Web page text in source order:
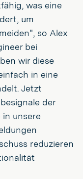
was eine
um
so Alex
bei
wir diese
in eine
Jetzt
der
unsere
reduzieren